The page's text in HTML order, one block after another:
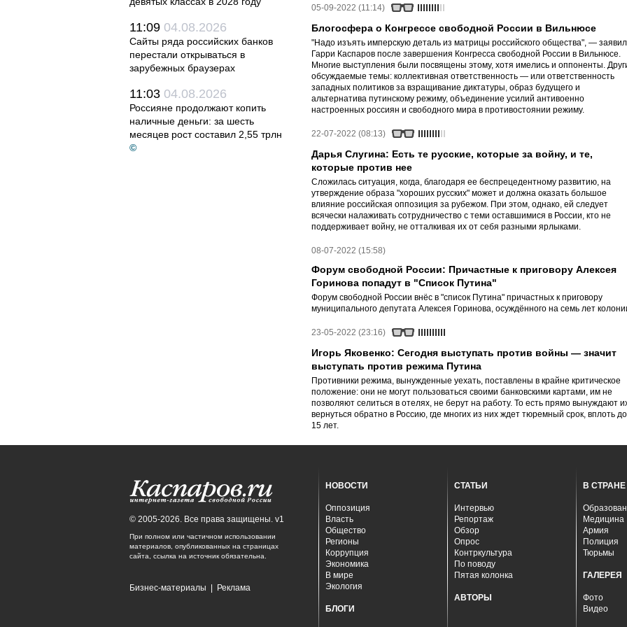
11:09 04.08.2026
Сайты ряда российских банков
перестали открываться в
зарубежных браузерах
11:03 04.08.2026
Россияне продолжают копить
наличные деньги: за шесть
месяцев рост составил 2,55 трлн
©
05-09-2022 (11:14)
Блогосфера о Конгрессе свободной России в Вильнюсе
"Надо изъять имперскую деталь из матрицы российского общества", — заявил
Гарри Каспаров после завершения Конгресса свободной России в Вильнюсе.
Многие выступления были посвящены этому, хотя имелись и оппоненты.
обсуждаемые темы: коллективная ответственность — или ответственность
западных политиков за взращивание диктатуры, образ будущего и
альтернатива путинскому режиму, объединение усилий антивоенно
настроенных россиян и свободного мира в противостоянии режиму.
22-07-2022 (08:13)
Дарья Слугина: Есть те русские, которые за войну, и те,
которые против нее
Сложилась ситуация, когда, благодаря ее беспрецедентному развитию, на
утверждение образа "хороших русских" может и должна оказать большое
влияние российская оппозиция за рубежом. При этом, однако, ей следует
всячески налаживать сотрудничество с теми оставшимися в России, кто не
поддерживает войну, не отталкивая их от себя разными ярлыками.
08-07-2022 (15:58)
Форум свободной России: Причастные к приговору Алексея
Горинова попадут в "Список Путина"
Форум свободной России внёс в "список Путина" причастных к приговору
муниципального депутата Алексея Горинова, осуждённого на семь лет
23-05-2022 (23:16)
Игорь Яковенко: Сегодня выступать против войны — значит
выступать против режима Путина
Противники режима, вынужденные уехать, поставлены в крайне критическое
положение: они не могут пользоваться своими банковскими картами, им не
позволяют селиться в отелях, не берут на работу. То есть прямо вынуждают
вернуться обратно в Россию, где многих из них ждет тюремный срок, вплоть до
15 лет.
© 2005-2026. Все права защищены. v1
При полном или частичном использовании
материалов, опубликованных на страницах
сайта, ссылка на источник обязательна.
Бизнес-материалы Реклама
НОВОСТИ
Оппозиция
Власть
Общество
Регионы
Коррупция
Экономика
В мире
Экология
БЛОГИ
СТАТЬИ
Интервью
Репортаж
Обзор
Опрос
Контркультура
По поводу
Пятая колонка
АВТОРЫ
В СТРАНЕ
Медицина
Армия
Полиция
Тюрьмы
ГАЛЕРЕЯ
Фото
Видео